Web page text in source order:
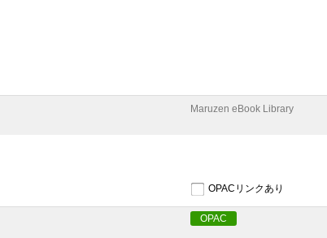
Maruzen eBook Library
OPACリンクあり
OPAC